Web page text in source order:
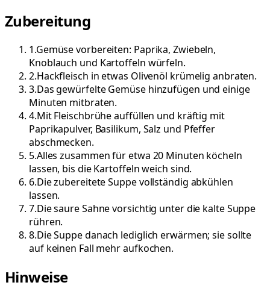
Zubereitung
1.Gemüse vorbereiten: Paprika, Zwiebeln,
Knoblauch und Kartoffeln würfeln.
2.Hackfleisch in etwas Olivenöl krümelig anbraten.
3.Das gewürfelte Gemüse hinzufügen und einige
Minuten mitbraten.
4.Mit Fleischbrühe auffüllen und kräftig mit
Paprikapulver, Basilikum, Salz und Pfeffer
abschmecken.
5.Alles zusammen für etwa 20 Minuten köcheln
lassen, bis die Kartoffeln weich sind.
6.Die zubereitete Suppe vollständig abkühlen
lassen.
7.Die saure Sahne vorsichtig unter die kalte Suppe
rühren.
8.Die Suppe danach lediglich erwärmen; sie sollte
auf keinen Fall mehr aufkochen.
Hinweise